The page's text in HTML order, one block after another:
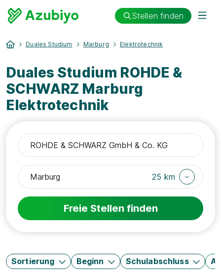
Stellen finden
Duales Studium Marburg Elektrotechnik
Duales Studium ROHDE &
SCHWARZ Marburg
Elektrotechnik
25 km
Freie Stellen finden
Sortierung Beginn Schulabschluss